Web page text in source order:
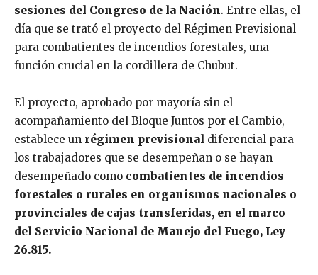
sesiones del Congreso de la Nación. Entre ellas, el
día que se trató el proyecto del Régimen Previsional
para combatientes de incendios forestales, una
función crucial en la cordillera de Chubut.
El proyecto, aprobado por mayoría sin el
acompañamiento del Bloque Juntos por el Cambio,
establece un régimen previsional diferencial para
los trabajadores que se desempeñan o se hayan
desempeñado como combatientes de incendios
forestales o rurales en organismos nacionales o
provinciales de cajas transferidas, en el marco
del Servicio Nacional de Manejo del Fuego, Ley
26.815.